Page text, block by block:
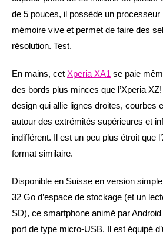
de 5 pouces, il possède un processeur
mémoire vive et permet de faire des
résolution. Test.
En mains, cet Xperia XA1 se paie
des bords plus minces que l’Xperia
design qui allie lignes droites, courbes
autour des extrémités supérieures et
indifférent. Il est un peu plus étroit que
format similaire.
Disponible en Suisse en version
32 Go d’espace de stockage (et un
SD), ce smartphone animé par
port de type micro-USB. Il est équipé